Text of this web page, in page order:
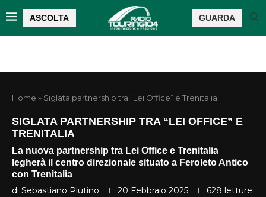
ASCOLTA GUARDA
Home » Siglata partnership tra “Lei Office” e Trenitalia
SIGLATA PARTNERSHIP TRA “LEI OFFICE” E
TRENITALIA
La nuova partnership tra Lei Office e Trenitalia
legherà il centro direzionale situato a Feroleto Antico
con Trenitalia
di Sebastiano Plutino 20 Febbraio 2025 628 letture